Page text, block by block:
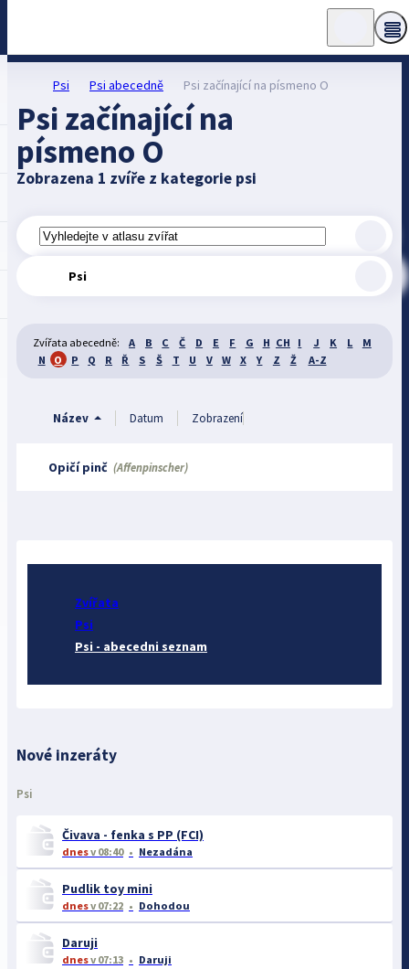
Psi Psi abecedně Psi začínající na písmeno O
Psi začínající na
písmeno O
Zobrazena 1 zvíře z kategorie psi
Psi
Zvířata abecedně: A B C Č D E F G H CH I J K L
M
N
O P Q R Ř S Š T U V W X Y Z Ž A-Z
Název Datum Zobrazení
Opičí pinč (Affenpinscher)
Zvířata
Psi
Psi - abecedni seznam
Nové inzeráty
Psi
Čivava - fenka s PP (FCI)
dnesv 08:40 Nezadána
Pudlik toy mini
dnesv 07:22 Dohodou
Daruji
dnesv 07:13 Daruji